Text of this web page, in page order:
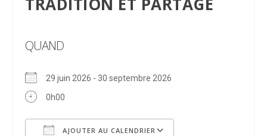
QUAND
29 juin 2026 - 30 septembre 2026
0h00
AJOUTER AU CALENDRIER